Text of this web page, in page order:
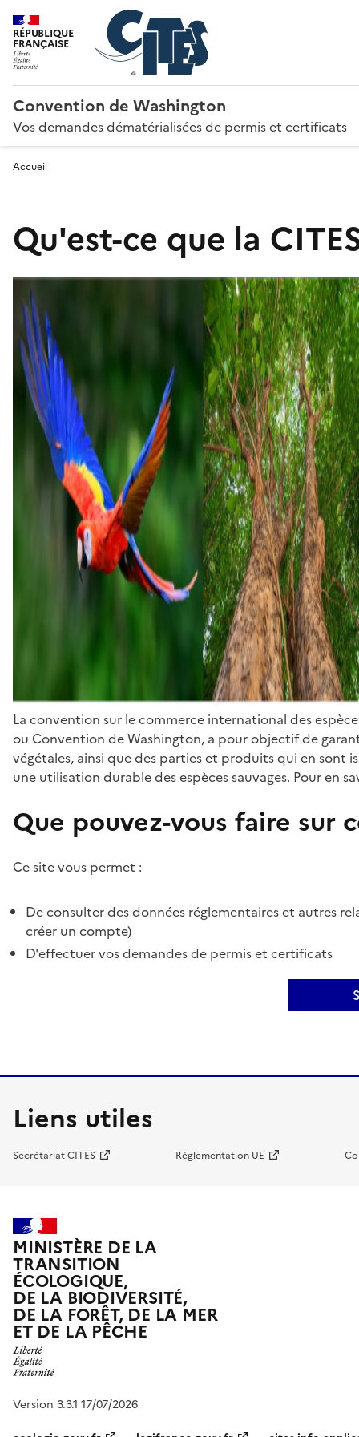
RÉPUBLIQUE
FRANÇAISE
Convention de Washington
Vos demandes dématérialisées de permis et certificats
Accueil
Qu'est-ce que la
La convention sur le commerce international des
ou Convention de Washington, a pour objectif de
végétales, ainsi que des parties et produits qui en sont
une utilisation durable des espèces sauvages. Pour en
Que pouvez-vous faire sur
Ce site vous permet :
De consulter des données réglementaires et autres
créer un compte)
D'effectuer vos demandes de permis et certificats
Liens utiles
Secrétariat CITES Réglementation UE
MINISTÈRE DE LA
TRANSITION
ÉCOLOGIQUE,
DE LA BIODIVERSITÉ,
DE LA FORÊT, DE LA MER
ET DE LA PÊCHE
Version 3.3.1 17/07/2026